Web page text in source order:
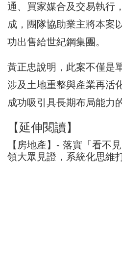
通、買家媒合及交易執行
成，團隊協助業主將本案
功出售給世紀鋼集團。
黃正忠說明，此案不僅是
涉及土地重整與產業再活
成功吸引具長期布局能力
【延伸閱讀】
【房地產】- 落實「看不
領大眾見證，系統化思維